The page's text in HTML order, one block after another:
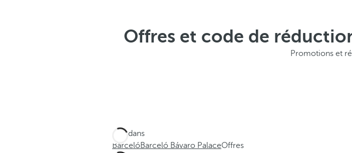
Offres et code de
Promotions et
Ces dans
BarcelóBarceló Bávaro PalaceOffres